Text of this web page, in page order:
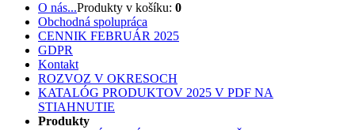
O nás...Produkty v košíku: 0
Obchodná spolupráca
CENNIK FEBRUÁR 2025
GDPR
Kontakt
ROZVOZ V OKRESOCH
KATALÓG PRODUKTOV 2025 V PDF NA
STIAHNUTIE
Produkty